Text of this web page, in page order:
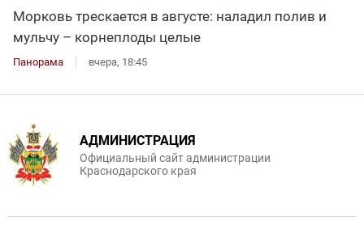
Морковь трескается в августе: наладил полив и
мульчу – корнеплоды целые
Панорама вчера, 18:45
АДМИНИСТРАЦИЯ
Официальный сайт администрации
Краснодарского края